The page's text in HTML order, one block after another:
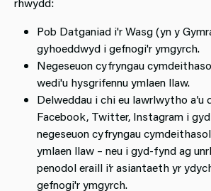
Pob Datganiad i'r Wasg (yn y
gyhoeddwyd i gefnogi'r ymgyrch.
Negeseuon cyfryngau
wedi'u hysgrifennu ymlaen llaw.
Delweddau i chi eu lawrlwytho a’u
Facebook, Twitter, Instagram i
negeseuon cyfryngau
ymlaen llaw – neu i gyd-fynd ag
penodol eraill i’r asiantaeth yr
gefnogi'r ymgyrch.